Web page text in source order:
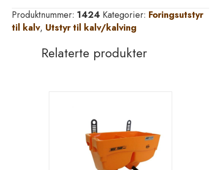
1.2
l
Produktnummer: 1424 Kategorier: Foringsutstyr
til kalv, Utstyr til kalv/kalving
Relaterte produkter